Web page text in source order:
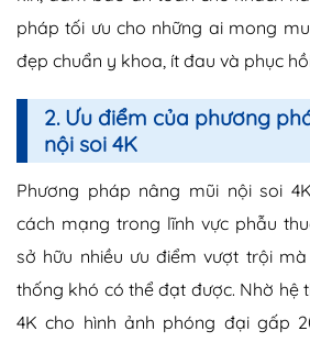
pháp tối ưu cho những ai mong
đẹp chuẩn y khoa, ít đau và phục
2. Ưu điểm của phương
nội soi 4K
Phương pháp nâng mũi nội soi
cách mạng trong lĩnh vực phẫu
sở hữu nhiều ưu điểm vượt trội
thống khó có thể đạt được. Nhờ hệ
4K cho hình ảnh phóng đại gấp